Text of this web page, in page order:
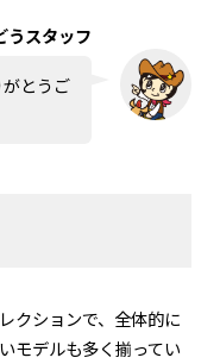
うスタッフ
とうご
クションで、全体的に
モデルも多く揃ってい